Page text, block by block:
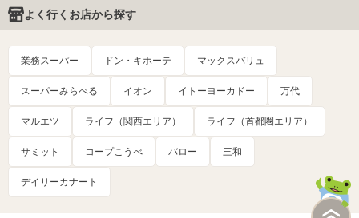
よく行くお店から探す
業務スーパー ドン・キホーテ マックスバリュ
スーパーみらべる イオン イトーヨーカドー 万代
マルエツ ライフ（関西エリア） ライフ（首都圏エリア）
サミット コープこうべ バロー 三和
デイリーカナート